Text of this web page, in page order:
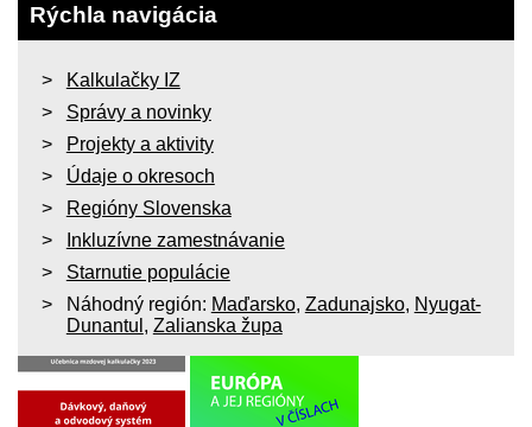
Rýchla navigácia
Kalkulačky IZ
Správy a novinky
Projekty a aktivity
Údaje o okresoch
Regióny Slovenska
Inkluzívne zamestnávanie
Starnutie populácie
Náhodný región: Maďarsko, Zadunajsko, Nyugat-
Dunantul , Zalianska župa